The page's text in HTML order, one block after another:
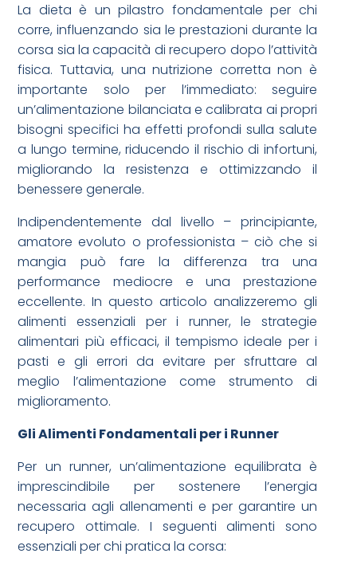
La dieta è un pilastro fondamentale per chi
corre, influenzando sia le prestazioni durante la
corsa sia la capacità di recupero dopo l’attività
fisica. Tuttavia, una nutrizione corretta non è
importante solo per l’immediato: seguire
un’alimentazione bilanciata e calibrata ai propri
bisogni specifici ha effetti profondi sulla salute
a lungo termine, riducendo il rischio di infortuni,
migliorando la resistenza e ottimizzando il
benessere generale.
Indipendentemente dal livello – principiante,
amatore evoluto o professionista – ciò che si
mangia può fare la differenza tra una
performance mediocre e una prestazione
eccellente. In questo articolo analizzeremo gli
alimenti essenziali per i runner, le strategie
alimentari più efficaci, il tempismo ideale per i
pasti e gli errori da evitare per sfruttare al
meglio l’alimentazione come strumento di
miglioramento.
Gli Alimenti Fondamentali per i Runner
Per un runner, un’alimentazione equilibrata è
imprescindibile per sostenere l’energia
necessaria agli allenamenti e per garantire un
recupero ottimale. I seguenti alimenti sono
essenziali per chi pratica la corsa: